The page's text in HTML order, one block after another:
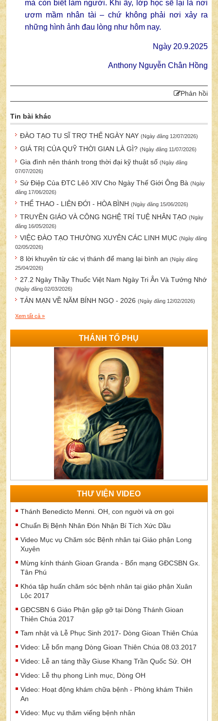
mà còn biết làm người. Khi ấy, lớp học sẽ lại là nơi
ươm mầm nhân tài – chứ không phải nơi xảy ra
những hình ảnh đau lòng như hôm nay.
Ngày 20.9.2025
Anthony Nguyễn Chân Hồng
Phản hồi
Tin bài khác
ĐÀO TẠO TU SĨ TRỢ THẾ NGÀY NAY(Ngày đăng 12/07/2026)
GIÁ TRỊ CỦA QUỸ THỜI GIAN LÀ GÌ?(Ngày đăng 11/07/2026)
Gia đình nên thánh trong thời đại kỹ thuật số(Ngày đăng
07/07/2026)
Sứ Điệp Của ĐTC Lêô XIV Cho Ngày Thế Giới Ông Bà(Ngày
đăng 17/06/2026)
THỂ THAO - LIÊN ĐỚI - HÒA BÌNH(Ngày đăng 15/06/2026)
TRUYỀN GIÁO VÀ CÔNG NGHỆ TRÍ TUỆ NHÂN TẠO(Ngày
đăng 16/05/2026)
VIỆC ĐÀO TẠO THƯỜNG XUYÊN CÁC LINH MỤC(Ngày đăng
02/05/2026)
8 lời khuyên từ các vị thánh để mang lại bình an(Ngày đăng
25/04/2026)
27.2 Ngày Thầy Thuốc Việt Nam Ngày Tri Ân Và Tưởng Nhớ
(Ngày đăng 02/03/2026)
TẢN MẠN VỀ NĂM BÍNH NGỌ - 2026(Ngày đăng 12/02/2026)
Xem tất cả »
THÁNH TỔ PHỤ
THƯ VIỆN VIDEO
Thánh Benedicto Menni. OH, con người và ơn gọi
Chuẩn Bị Bệnh Nhân Đón Nhận Bí Tích Xức Dầu
Video Mục vụ Chăm sóc Bệnh nhân tại Giáo phận Long
Xuyên
Mừng kính thánh Gioan Granda - Bổn mạng GĐCSBN Gx.
Tân Phú
Khóa tập huấn chăm sóc bệnh nhân tại giáo phận Xuân
Lộc 2017
GĐCSBN 6 Giáo Phận gặp gỡ tại Dòng Thánh Gioan
Thiên Chúa 2017
Tam nhật và Lễ Phục Sinh 2017- Dòng Gioan Thiên Chúa
Video: Lễ bổn mạng Dòng Gioan Thiên Chúa 08.03.2017
Video: Lễ an táng thầy Giuse Khang Trần Quốc Sử. OH
Video: Lễ thụ phong Linh mục, Dòng OH
Video: Hoạt động khám chữa bệnh - Phòng khám Thiên
An
Video: Mục vụ thăm viếng bệnh nhân